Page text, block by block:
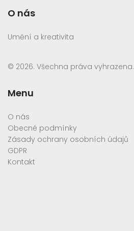
O nás
Umění a kreativita
© 2026. Všechna práva vyhrazena.
Menu
O nás
Obecné podmínky
Zásady ochrany osobních údajů
GDPR
Kontakt